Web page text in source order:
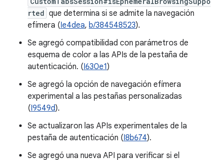
rted que determina si se admite la navegación
efímera (Ie4dea, b/384548523).
Se agregó compatibilidad con parámetros de
esquema de color a las APIs de la pestaña de
autenticación. (I630e1)
Se agregó la opción de navegación efímera
experimental a las pestañas personalizadas
(I9549d).
Se actualizaron las APIs experimentales de la
pestaña de autenticación (I8b674).
Se agregó una nueva API para verificar si el